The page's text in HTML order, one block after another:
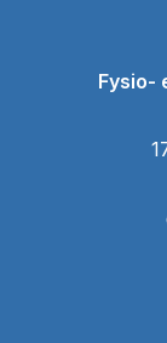
Fysio-